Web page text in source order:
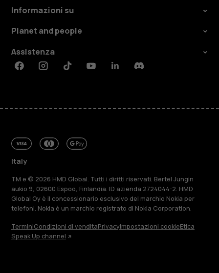
Informazioni su
Planet and people
Assistenza
FacebookInstagramTiktokYoutubeLinkedinDiscord
Italy
TM e © 2026 HMD Global. Tutti i diritti riservati. Bertel Jungin
aukio 9, 02600 Espoo, Finlandia. ID azienda 2724044-2. HMD
Global Oy è il concessionario esclusivo del marchio Nokia per
telefoni. Nokia è un marchio registrato di Nokia Corporation.
TerminiCondizioni di venditaPrivacyImpostazioni cookieEtica
Speak Up channel